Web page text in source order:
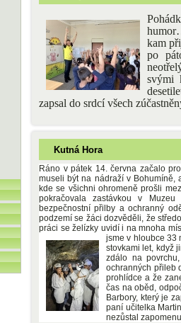
kam
po
svými
zapsal do srdcí všech
Kutná Hora
Ráno v pátek 14. června začalo
museli být na nádraží v Bohumíně,
kde se všichni ohromeně prošli
pokračovala zastávkou v
bezpečnostní přilby a ochranný
podzemí se žáci dozvěděli, že
práci se želízky uvidí i na mnoha
jsme v hloubce 33
stovkami let, když
zdálo na
ochranných přileb
prohlídce a že
čas na oběd,
Barbory, který je
paní učitelka
nezůstal